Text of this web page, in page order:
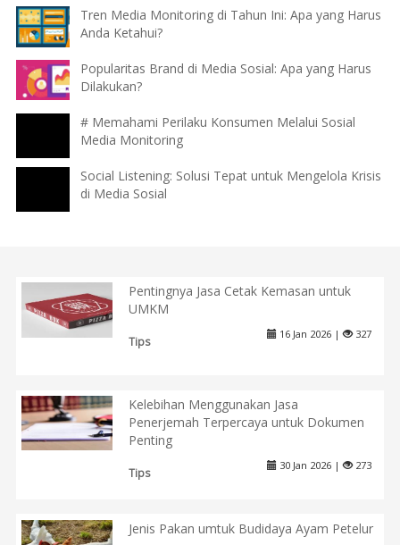
Tren Media Monitoring di Tahun Ini: Apa yang Harus
Anda Ketahui?
Popularitas Brand di Media Sosial: Apa yang Harus
Dilakukan?
# Memahami Perilaku Konsumen Melalui Sosial
Media Monitoring
Social Listening: Solusi Tepat untuk Mengelola Krisis
di Media Sosial
Pentingnya Jasa Cetak Kemasan untuk
UMKM
Tips
16 Jan 2026 | 327
Kelebihan Menggunakan Jasa
Penerjemah Terpercaya untuk Dokumen
Penting
Tips
30 Jan 2026 | 273
Jenis Pakan umtuk Budidaya Ayam Petelur